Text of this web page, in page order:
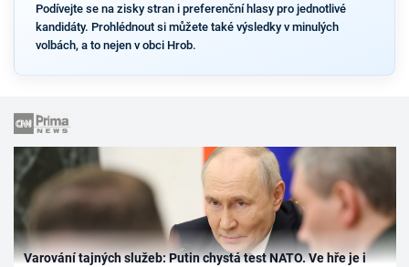
Podívejte se na zisky stran i preferenční hlasy pro jednotlivé
kandidáty. Prohlédnout si můžete také výsledky v minulých
volbách, a to nejen v obci Hrob.
Varování tajných služeb: Putin chystá test NATO. Ve hře je i